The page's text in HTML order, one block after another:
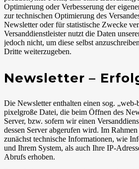
Optimierung oder Verbesserung der
zur technischen Optimierung des
Newsletter oder für statistische Zwecke
Versanddienstleister nutzt die Daten
jedoch nicht, um diese selbst
Dritte weiterzugeben.
Newsletter –
Die Newsletter enthalten einen sog. „web-
pixelgroße Datei, die beim Öffnen des
Server, bzw. sofern wir einen
dessen Server abgerufen wird. Im
zunächst technische Informationen, wie
und Ihrem System, als auch Ihre IP-
Abrufs erhoben.